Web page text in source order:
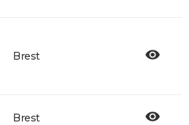
Brest
Brest